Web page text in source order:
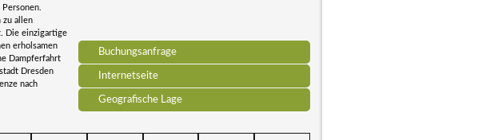
Buchungsanfrage
Internetseite
Geografische Lage
zu allen
Die einzigartige
erholsamen
Dampferfahrt
Dresden
nach